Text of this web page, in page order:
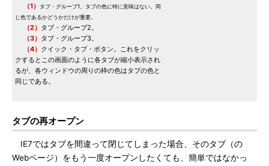
（1）
タブ・グループ1。タブの色に特に意味はない。同
じ色であるかどうかだけが重要。
（2） タブ・グループ2。
（3） タブ・グループ3。
（4） クイック・タブ・ボタン。これをクリッ
クするとこの画面のように各タブが縮小表示され
るが、各ウィンドウの周りの枠の色はタブの色と
同じである。
タブの再オープン
IE7ではタブを間違って閉じてしまった場合、そのタブ（の
Webページ）をもう一度オープンしたくても、簡単ではなかっ